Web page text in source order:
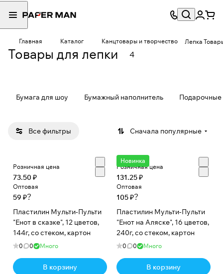
Главная Каталог Канцтовары и творчество Лепка
Товары для лепки 4
тству
е для
товара
Бумага для шоу Бумажный наполнитель Подарочные
Все фильтры Сначала популярные
Розничная цена
73.50 ₽
Оптовая
59 ₽?
Пластилин Мульти-Пульти
"Енот в сказке", 12 цветов,
144г, со стеком, картон
0 0 Много
В корзину
Новинка
Розничная цена
131.25 ₽
Оптовая
105 ₽?
Пластилин Мульти-Пульти
"Енот на Аляске", 16 цветов,
240г, со стеком, картон
0 0 Много
В корзину